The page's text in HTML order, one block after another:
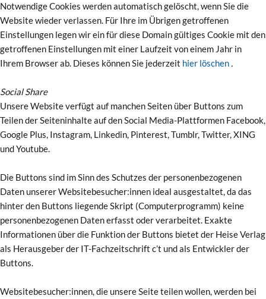
Notwendige Cookies werden automatisch gelöscht, wenn Sie die
Website wieder verlassen. Für Ihre im Übrigen getroffenen
Einstellungen legen wir ein für diese Domain gültiges Cookie mit den
getroffenen Einstellungen mit einer Laufzeit von einem Jahr in
Ihrem Browser ab. Dieses können Sie jederzeit hier löschen .
Social Share
Unsere Website verfügt auf manchen Seiten über Buttons zum
Teilen der Seiteninhalte auf den Social Media-Plattformen Facebook,
Google Plus, Instagram, Linkedin, Pinterest, Tumblr, Twitter, XING
und Youtube.
Die Buttons sind im Sinn des Schutzes der personenbezogenen
Daten unserer Websitebesucher:innen ideal ausgestaltet, da das
hinter den Buttons liegende Skript (Computerprogramm) keine
personenbezogenen Daten erfasst oder verarbeitet. Exakte
Informationen über die Funktion der Buttons bietet der Heise Verlag
als Herausgeber der IT-Fachzeitschrift c’t und als Entwickler der
Buttons.
Websitebesucher:innen, die unsere Seite teilen wollen, werden bei